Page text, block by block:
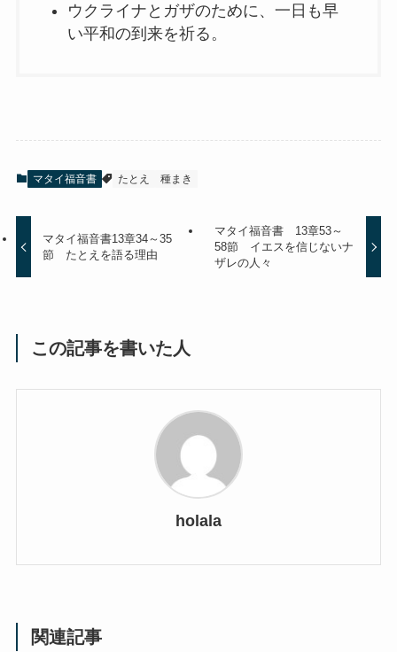
ウクライナとガザのために、一日も早
い平和の到来を祈る。
マタイ福音書 たとえ 種まき
マタイ福音書13章34～35
節 たとえを語る理由
マタイ福音書 13章53～
58節 イエスを信じないナ
ザレの人々
この記事を書いた人
holala
関連記事